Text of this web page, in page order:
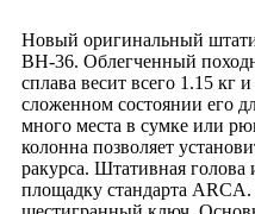
Новый оригинальный
BH-36. Облегченный
сплава весит всего 1.15 кг
сложенном состоянии его
много места в сумке или
колонна позволяет
ракурса. Штативная
площадку стандарта